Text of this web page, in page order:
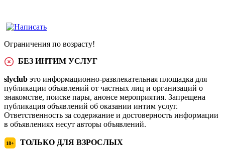
Ограничения по возрасту!
БЕЗ ИНТИМ УСЛУГ
slyclub это информационно-развлекательная площадка для
публикации объявлений от частных лиц и организаций о
знакомстве, поиске пары, анонсе мероприятия. Запрещена
публикация объявлений об оказании интим услуг.
Ответственность за содержание и достоверность информации
в объявлениях несут авторы объявлений.
18+ ТОЛЬКО ДЛЯ ВЗРОСЛЫХ